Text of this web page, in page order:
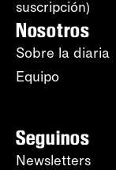
suscripción)
Nosotros
Sobre la diaria
Equipo
Seguinos
Newsletters